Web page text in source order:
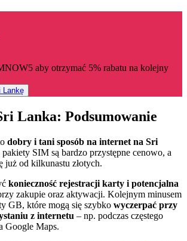
aby otrzymać 5% rabatu na kolejny
Lankę
Lanka: Podsumowanie
dobry i tani sposób na internet na Sri
SIM są bardzo przystępne cenowo, a
już od kilkunastu złotych.
konieczność rejestracji karty i potencjalna
zakupie oraz aktywacji. Kolejnym minusem
GB, które mogą się szybko wyczerpać przy
z internetu – np. podczas częstego
Google Maps.